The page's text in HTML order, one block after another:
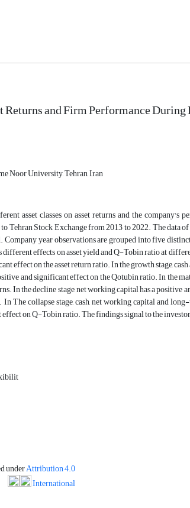
Returns and Firm Performance
Noor University, Tehran, Iran
asset classes on asset returns and the
Tehran Stock Exchange from 2013 to 2022. The data
year observations are grouped into five
different effects on asset yield and Q-Tobin ratio at
effect on the asset return ratio. In the growth stage,
and significant effect on the Qotubin ratio. In the
In the decline stage, net working capital has a positive
The collapse stage, cash, net working capital and
on Q-Tobin ratio. The findings signal to the
underAttribution 4.0
International